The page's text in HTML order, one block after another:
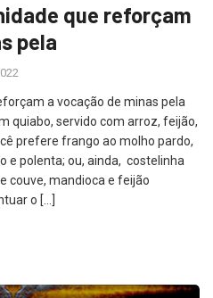
que reforçam
pela
a vocação de minas pela
quiabo, servido com arroz, feijão,
prefere frango ao molho pardo,
e polenta; ou, ainda, costelinha
couve, mandioca e feijão
o […]